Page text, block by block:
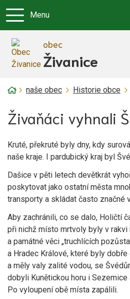
Menu
obec
Živanice
Úvodní stránka
naše obec Historie obce
Živaňáci vyhnali
Kruté, překruté byly dny, kdy
naše kraje. I pardubický kraj byl
Dašice v pěti letech devětkrát
poskytovat jako ostatní města
transporty a skládat často značné
Aby zachránili, co se dalo, Holičtí
při nichž místo mrtvoly byly v rakvi
a památné věci „truchlících
a Hradec Králové, které byly dobře
a měly valy zalité vodou, se
dobyli Kunětickou horu i Sezemice
Po vyloupení obě místa zapálili.